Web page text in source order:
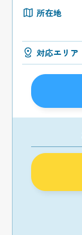
所在地
対応エリア